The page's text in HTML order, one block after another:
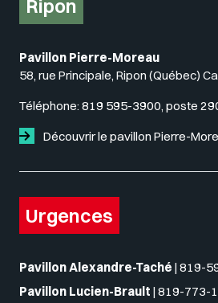
Ripon
Pavillon Pierre-Moreau
58, rue Principale, Ripon (Québec)
Téléphone: 819 595-3900, poste
Découvrir le pavillon Pierre-
Urgences
Pavillon Alexandre-Taché | 819-
Pavillon Lucien-Brault | 819-773-